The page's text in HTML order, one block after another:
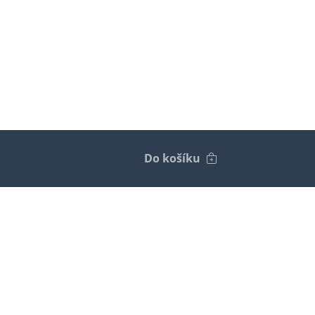
Do košíku